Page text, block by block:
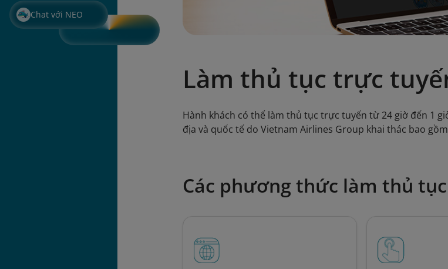
Chat với NEO
Làm thủ tục trực
Hành khách có thể làm thủ tục trực tuyến từ 24 giờ đến 1
địa và quốc tế do Vietnam Airlines Group khai thác bao
Các phương thức làm thủ